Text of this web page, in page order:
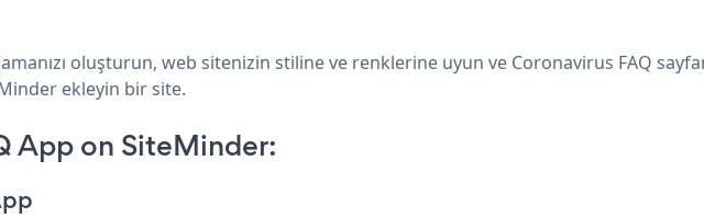
oluşturun, web sitenizin stiline ve renklerine uyun ve Coronavirus FAQ
ekleyin bir site.
App on SiteMinder: